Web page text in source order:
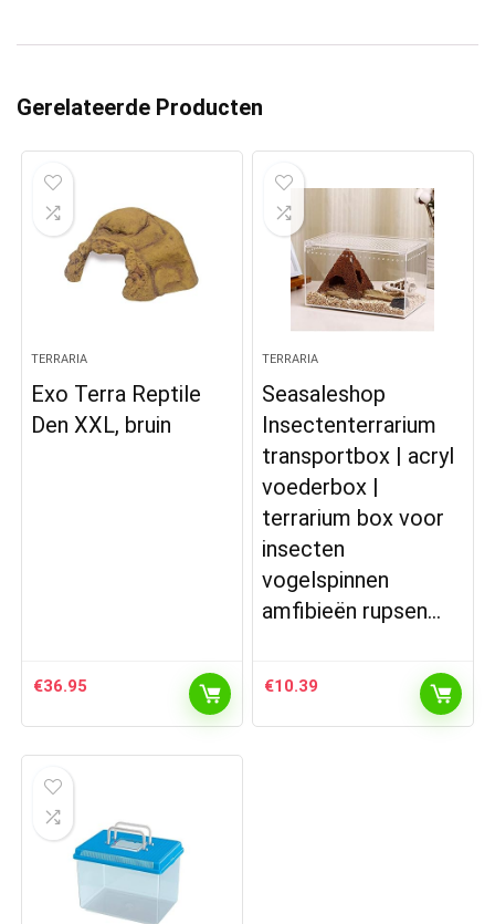
Gerelateerde Producten
TERRARIA
Exo Terra Reptile
Den XXL, bruin
€36.95
TERRARIA
Seasaleshop
Insectenterrarium
transportbox | acryl
voederbox |
terrarium box voor
insecten
vogelspinnen
amfibieën rupsen…
€10.39